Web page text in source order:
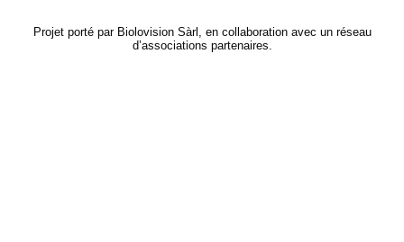
Projet porté par Biolovision Sàrl, en collaboration avec un réseau
d’associations partenaires.